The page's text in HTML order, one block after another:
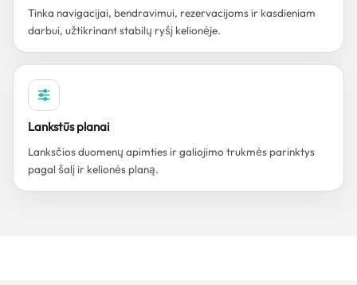
Tinka navigacijai, bendravimui, rezervacijoms ir kasdieniam
darbui, užtikrinant stabilų ryšį kelionėje.
Lankstūs planai
Lanksčios duomenų apimties ir galiojimo trukmės parinktys
pagal šalį ir kelionės planą.